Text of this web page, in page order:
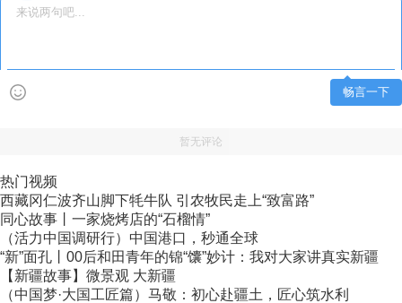
畅言一下
暂无评论
热门视频
西藏冈仁波齐山脚下牦牛队 引农牧民走上“致富路”
同心故事丨一家烧烤店的“石榴情”
（活力中国调研行）中国港口，秒通全球
“新”面孔丨00后和田青年的锦“馕”妙计：我对大家讲真实新疆
【新疆故事】微景观 大新疆
（中国梦·大国工匠篇）马敬：初心赴疆土，匠心筑水利